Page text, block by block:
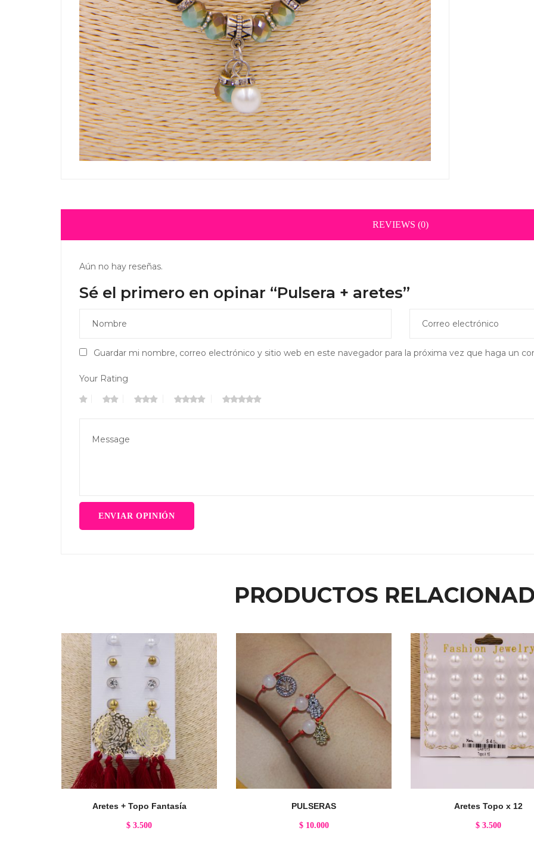
REVIEWS (0)
Aún no hay reseñas.
Sé el primero en opinar “Pulsera + aretes”
Guardar mi nombre, correo electrónico y sitio web en este navegador para la próxima vez que haga un
Your Rating
PRODUCTOS
Aretes + Topo Fantasía
$ 3.500
PULSERAS
$10.000
Aretes Topo x 12
$ 3.500